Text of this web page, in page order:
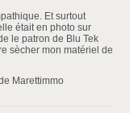
Et surtout
était en photo sur
le patron de Blu Tek
sècher mon matériel de
Marettimmo